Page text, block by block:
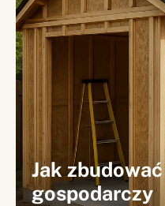
Jak
gospodarczy